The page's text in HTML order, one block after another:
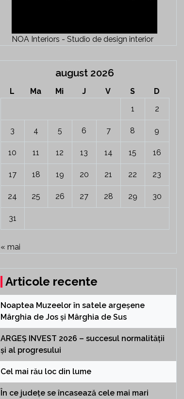
NOA Interiors - Studio de design interior
august 2026
L Ma Mi J V S
D
1
2
3 4 5 6 7 8 9
10 11 12 13 14 15 16
17 18 19 20 21 22 23
24 25 26 27 28 29 30
31
« mai
Articole recente
Noaptea Muzeelor în satele argeșene
Mârghia de Jos și Mârghia de Sus
ARGEȘ INVEST 2026 – succesul normalității
și al progresului
Cel mai rău loc din lume
În ce județe se încasează cele mai mari